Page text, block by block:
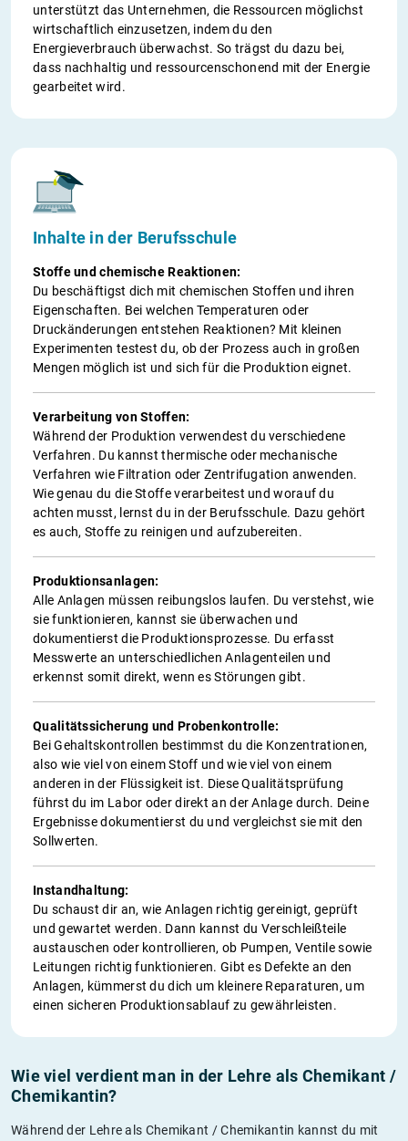
unterstützt das Unternehmen, die Ressourcen möglichst
wirtschaftlich einzusetzen, indem du den
Energieverbrauch überwachst. So trägst du dazu bei,
dass nachhaltig und ressourcenschonend mit der Energie
gearbeitet wird.
Inhalte in der Berufsschule
Stoffe und chemische Reaktionen:
Du beschäftigst dich mit chemischen Stoffen und ihren
Eigenschaften. Bei welchen Temperaturen oder
Druckänderungen entstehen Reaktionen? Mit kleinen
Experimenten testest du, ob der Prozess auch in großen
Mengen möglich ist und sich für die Produktion eignet.
Verarbeitung von Stoffen:
Während der Produktion verwendest du verschiedene
Verfahren. Du kannst thermische oder mechanische
Verfahren wie Filtration oder Zentrifugation anwenden.
Wie genau du die Stoffe verarbeitest und worauf du
achten musst, lernst du in der Berufsschule. Dazu gehört
es auch, Stoffe zu reinigen und aufzubereiten.
Produktionsanlagen:
Alle Anlagen müssen reibungslos laufen. Du verstehst, wie
sie funktionieren, kannst sie überwachen und
dokumentierst die Produktionsprozesse. Du erfasst
Messwerte an unterschiedlichen Anlagenteilen und
erkennst somit direkt, wenn es Störungen gibt.
Qualitätssicherung und Probenkontrolle:
Bei Gehaltskontrollen bestimmst du die Konzentrationen,
also wie viel von einem Stoff und wie viel von einem
anderen in der Flüssigkeit ist. Diese Qualitätsprüfung
führst du im Labor oder direkt an der Anlage durch. Deine
Ergebnisse dokumentierst du und vergleichst sie mit den
Sollwerten.
Instandhaltung:
Du schaust dir an, wie Anlagen richtig gereinigt, geprüft
und gewartet werden. Dann kannst du Verschleißteile
austauschen oder kontrollieren, ob Pumpen, Ventile sowie
Leitungen richtig funktionieren. Gibt es Defekte an den
Anlagen, kümmerst du dich um kleinere Reparaturen, um
einen sicheren Produktionsablauf zu gewährleisten.
Wie viel verdient man in der Lehre als Chemikant /
Chemikantin?
Während der Lehre als Chemikant / Chemikantin kannst du mit